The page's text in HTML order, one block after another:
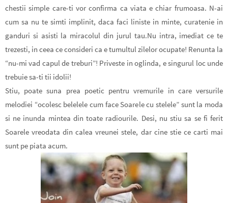
chestii simple care-ti vor confirma ca viata e chiar frumoasa. N-ai
cum sa nu te simti implinit, daca faci liniste in minte, curatenie in
ganduri si asisti la miracolul din jurul tau.Nu intra, imediat ce te
trezesti, in ceea ce consideri ca e tumultul zilelor ocupate! Renunta la
“nu-mi vad capul de treburi”! Priveste in oglinda, e singurul loc unde
trebuie sa-ti tii idolii!
Stiu, poate suna prea poetic pentru vremurile in care versurile
melodiei “ocolesc belelele cum face Soarele cu stelele” sunt la moda
si ne inunda mintea din toate radiourile. Desi, nu stiu sa se fi ferit
Soarele vreodata din calea vreunei stele, dar cine stie ce carti mai
sunt pe piata acum.